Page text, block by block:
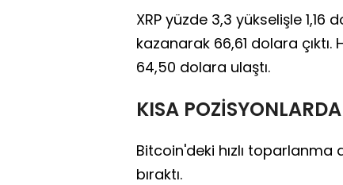
XRP yüzde 3,3 yükselişle 1,16
kazanarak 66,61 dolara çıktı.
64,50 dolara ulaştı.
KISA
Bitcoin'deki hızlı toparlanma
bıraktı.